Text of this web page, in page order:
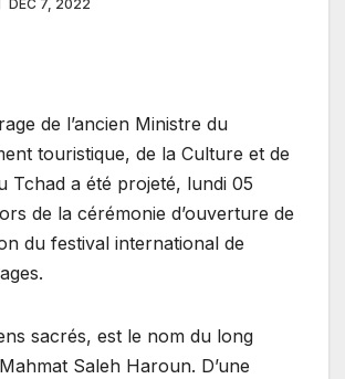
DÉC 7, 2022
de l’ancien Ministre du
touristique, de la Culture et de
Tchad a été projeté, lundi 05
de la cérémonie d’ouverture de
du festival international de
sacrés, est le nom du long
Saleh Haroun. D’une